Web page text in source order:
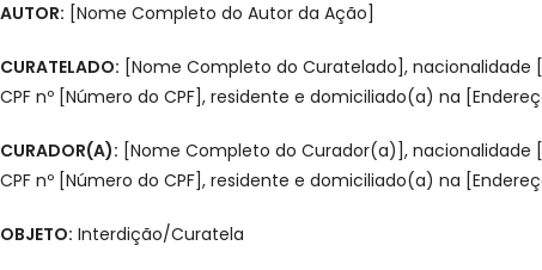
AUTOR: [Nome Completo do Autor da Ação]
CURATELADO: [Nome Completo do Curatelado], nacionalidade
CPF nº [Número do CPF], residente e domiciliado(a) na
CURADOR(A): [Nome Completo do Curador(a)], nacionalidade
CPF nº [Número do CPF], residente e domiciliado(a) na
OBJETO: Interdição/Curatela